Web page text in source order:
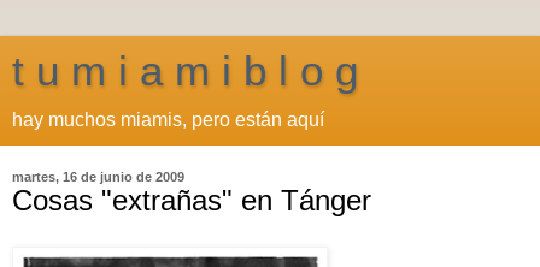
t u m i a m i b l o g
hay muchos miamis, pero están aquí
martes, 16 de junio de 2009
Cosas "extrañas" en Tánger